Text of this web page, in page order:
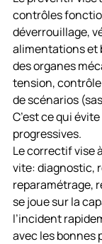
contrôles
déverrouillage,
alimentations et
des organes
tension,
de scénarios
C’est ce qui
progressives.
Le correctif vise
vite: diagnostic,
reparamétrage,
se joue sur la
l’incident
avec les bonnes